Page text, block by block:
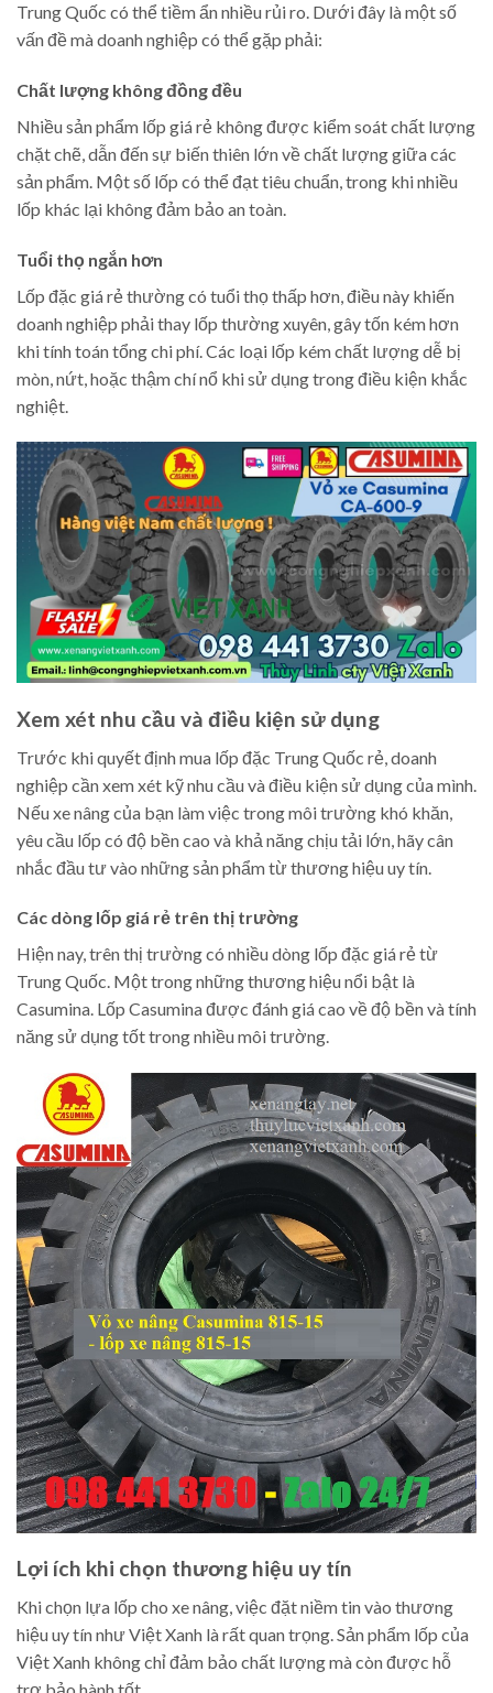
Trung Quốc có thể tiềm ẩn nhiều rủi ro. Dưới đây là một số
vấn đề mà doanh nghiệp có thể gặp phải:
Chất lượng không đồng đều
Nhiều sản phẩm lốp giá rẻ không được kiểm soát chất lượng
chặt chẽ, dẫn đến sự biến thiên lớn về chất lượng giữa các
sản phẩm. Một số lốp có thể đạt tiêu chuẩn, trong khi nhiều
lốp khác lại không đảm bảo an toàn.
Tuổi thọ ngắn hơn
Lốp đặc giá rẻ thường có tuổi thọ thấp hơn, điều này khiến
doanh nghiệp phải thay lốp thường xuyên, gây tốn kém hơn
khi tính toán tổng chi phí. Các loại lốp kém chất lượng dễ bị
mòn, nứt, hoặc thậm chí nổ khi sử dụng trong điều kiện khắc
nghiệt.
Xem xét nhu cầu và điều kiện sử dụng
Trước khi quyết định mua lốp đặc Trung Quốc rẻ, doanh
nghiệp cần xem xét kỹ nhu cầu và điều kiện sử dụng của mình.
Nếu xe nâng của bạn làm việc trong môi trường khó khăn,
yêu cầu lốp có độ bền cao và khả năng chịu tải lớn, hãy cân
nhắc đầu tư vào những sản phẩm từ thương hiệu uy tín.
Các dòng lốp giá rẻ trên thị trường
Hiện nay, trên thị trường có nhiều dòng lốp đặc giá rẻ từ
Trung Quốc. Một trong những thương hiệu nổi bật là
Casumina. Lốp Casumina được đánh giá cao về độ bền và tính
năng sử dụng tốt trong nhiều môi trường.
Lợi ích khi chọn thương hiệu uy tín
Khi chọn lựa lốp cho xe nâng, việc đặt niềm tin vào thương
hiệu uy tín như Việt Xanh là rất quan trọng. Sản phẩm lốp của
Việt Xanh không chỉ đảm bảo chất lượng mà còn được hỗ